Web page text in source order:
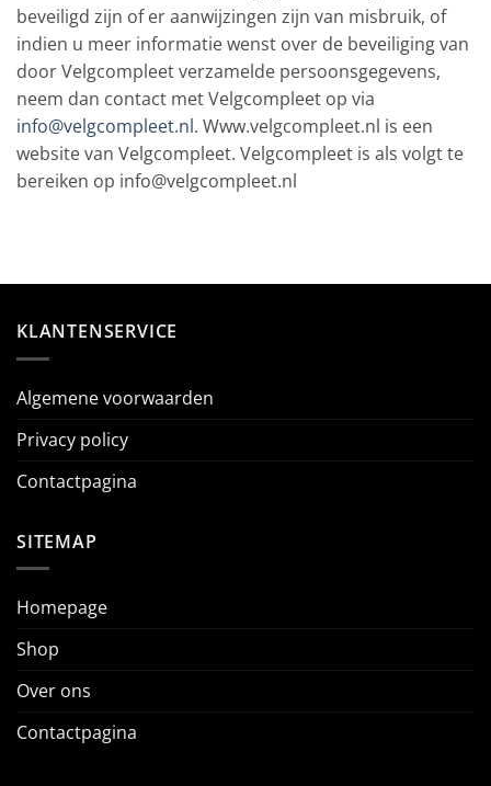
beveiligd zijn of er aanwijzingen zijn van misbruik, of
indien u meer informatie wenst over de beveiliging van
door Velgcompleet verzamelde persoonsgegevens,
neem dan contact met Velgcompleet op via
info@velgcompleet.nl. Www.velgcompleet.nl is een
website van Velgcompleet. Velgcompleet is als volgt te
bereiken op info@velgcompleet.nl
KLANTENSERVICE
Algemene voorwaarden
Privacy policy
Contactpagina
SITEMAP
Homepage
Shop
Over ons
Contactpagina